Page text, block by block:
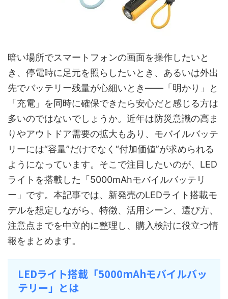
暗い場所でスマートフォンの画面を操作したいと
き、停電時に足元を照らしたいとき、あるいは外出
先でバッテリー残量が心細いとき――「明かり」と
「充電」を同時に確保できたら安心だと感じる方は
多いのではないでしょうか。近年は防災意識の高ま
りやアウトドア需要の拡大もあり、モバイルバッテ
リーには“容量”だけでなく“付加価値”が求められる
ようになっています。そこで注目したいのが、LED
ライトを搭載した「5000mAhモバイルバッテリ
ー」です。本記事では、新発売のLEDライト搭載モ
デルを想定しながら、特徴、活用シーン、選び方、
注意点までを中立的に整理し、購入検討に役立つ情
報をまとめます。
LEDライト搭載「5000mAhモバイルバッ
テリー」とは